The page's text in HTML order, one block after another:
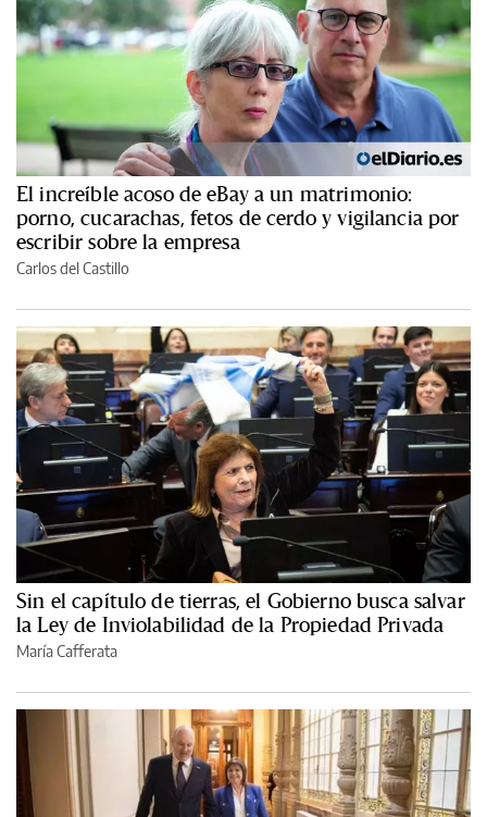
El increíble acoso de eBay a un matrimonio:
porno, cucarachas, fetos de cerdo y vigilancia por
escribir sobre la empresa
Carlos del Castillo
Sin el capítulo de tierras, el Gobierno busca salvar
la Ley de Inviolabilidad de la Propiedad Privada
María Cafferata